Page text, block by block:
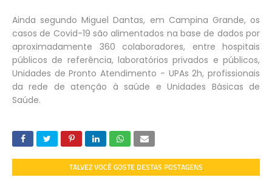
Ainda segundo Miguel Dantas, em Campina Grande, os
casos de Covid-19 são alimentados na base de dados por
aproximadamente 360 colaboradores, entre hospitais
públicos de referência, laboratórios privados e públicos,
Unidades de Pronto Atendimento - UPAs 2h, profissionais
da rede de atenção à saúde e Unidades Básicas de
Saúde.
TALVEZ VOCÊ GOSTE DESTAS POSTAGENS